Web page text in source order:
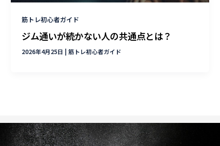
筋トレ初心者ガイド
ジム通いが続かない人の共通点とは？
2026年4月25日 |筋トレ初心者ガイド